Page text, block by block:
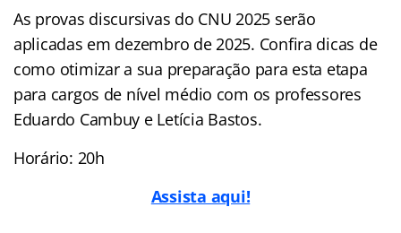
As provas discursivas do CNU 2025 serão
aplicadas em dezembro de 2025. Confira dicas de
como otimizar a sua preparação para esta etapa
para cargos de nível médio com os professores
Eduardo Cambuy e Letícia Bastos.
Horário: 20h
Assista aqui!